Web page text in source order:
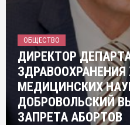
ОБЩЕСТВО
ДИРЕКТОР
МЕДИЦИНСКИХ
ДОБРОВОЛЬСКИЙ
ЗАПРЕТА АБОРТОВ